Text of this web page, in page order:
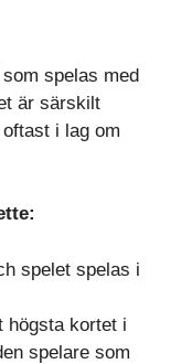
spelas med
är särskilt
i lag om
spelet spelas i
högsta kortet i
spelare som